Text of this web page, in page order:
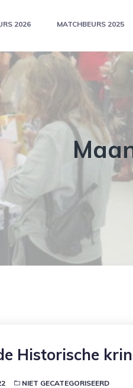
2026 MATCHBEURS 2025
Historische
NIET GECATEGORISEERD